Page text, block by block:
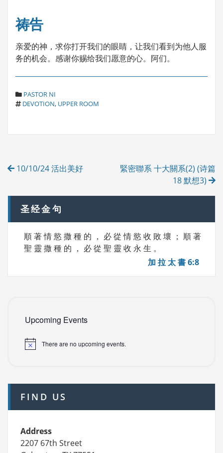
祷告
亲爱的神，求你打开我们的眼睛，让我们看到为他人服
务的机会。感谢你赐给我们愿意的心。阿们。
C
A
E
PASTOR NI
T
DEVOTION, UPPER ROOM
Post
10/10/24 活出美好
緊密聯系 十大關系(2) (诗篇
18 默想3)
圣经金句
順 著 情 慾 撒 種 的 ， 必 從 情 慾 收 敗 壞 ； 順 著
聖 靈 撒 種 的 ， 必 從 聖 靈 收 永 生 。
加 拉 太 書 6:8
Upcoming Events
There are no upcoming events.
FIND US
Address
2207 67th Street